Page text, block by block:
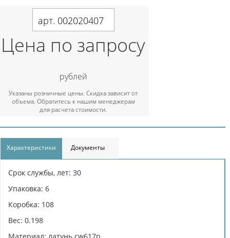
арт. 002020407
Цена по запросу
рублей
Указаны розничные цены. Скидка зависит от
объема. Обратитесь к нашим менеджерам
для расчета стоимости.
Характеристики Документы
Срок службы, лет: 30
Упаковка: 6
Коробка: 108
Вес: 0.198